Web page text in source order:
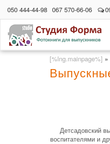
050 444-44-98 067 570-66-06
[%lng.mainpage%] »
Детсадовский
воспитателями и